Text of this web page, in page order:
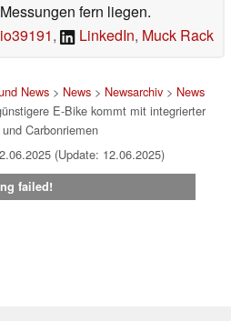
fern liegen.
, LinkedIn, Muck Rack
News> News> Newsarchiv> News
E-Bike kommt mit integrierter
Carbonriemen
(Update: 12.06.2025)
failed!